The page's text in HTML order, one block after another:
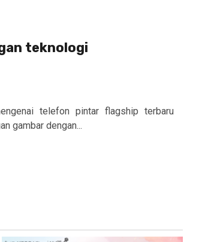
teknologi
telefon pintar flagship terbaru
gambar dengan...